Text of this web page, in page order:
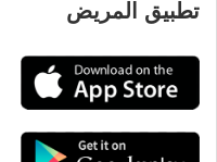
تطبيق المريض